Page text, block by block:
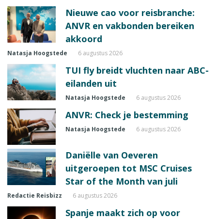
Nieuwe cao voor reisbranche:
ANVR en vakbonden bereiken
akkoord
Natasja Hoogstede 6 augustus 2026
TUI fly breidt vluchten naar ABC-
eilanden uit
Natasja Hoogstede 6 augustus 2026
ANVR: Check je bestemming
Natasja Hoogstede 6 augustus 2026
Daniëlle van Oeveren
uitgeroepen tot MSC Cruises
Star of the Month van juli
Redactie Reisbizz 6 augustus 2026
Spanje maakt zich op voor